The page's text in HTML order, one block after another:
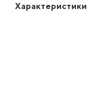
Характеристики